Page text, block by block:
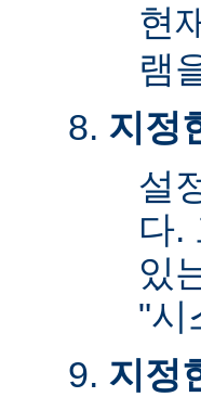
현
램
지정
설
다.
있
"시
지정